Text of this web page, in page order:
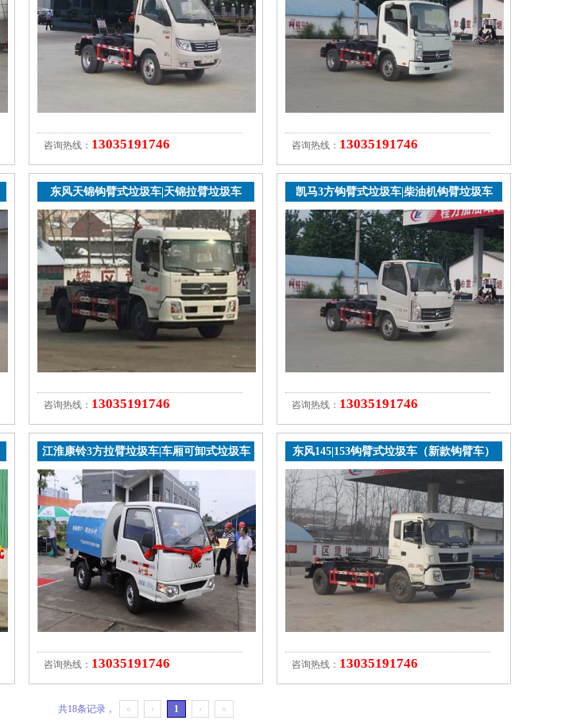
咨询热线： 13035191746 咨询热线： 13035191746
东风天锦钩臂式垃圾车|天锦拉臂垃圾车
咨询热线： 13035191746
凯马3方钩臂式垃圾车|柴油机钩臂垃圾车
咨询热线： 13035191746
江淮康铃3方拉臂垃圾车|车厢可卸式垃圾车
咨询热线： 13035191746
东风145|153钩臂式垃圾车（新款钩臂车）
咨询热线： 13035191746
共18条记录， « ‹ 1 › »